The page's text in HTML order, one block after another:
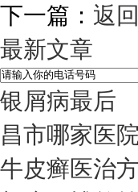
下一篇： 返
最新文章
银屑病最后
昌市哪家医
牛皮癣医治